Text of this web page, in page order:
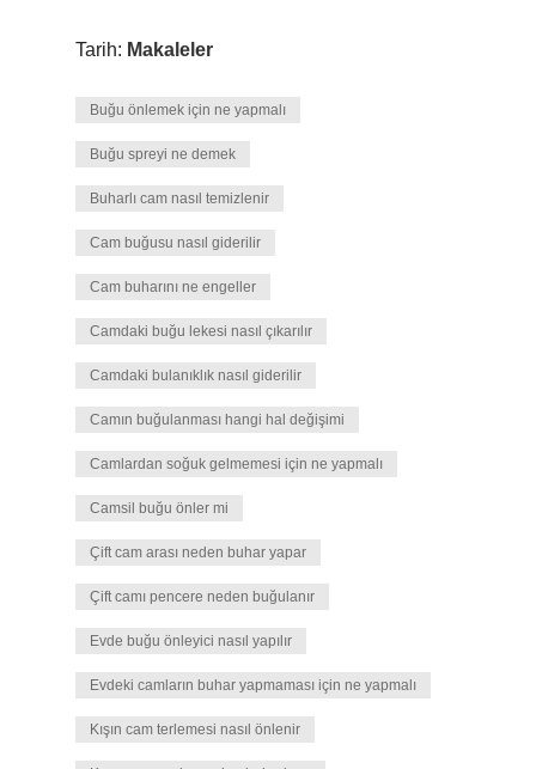
Tarih: Makaleler
Buğu önlemek için ne yapmalı
Buğu spreyi ne demek
Buharlı cam nasıl temizlenir
Cam buğusu nasıl giderilir
Cam buharını ne engeller
Camdaki buğu lekesi nasıl çıkarılır
Camdaki bulanıklık nasıl giderilir
Camın buğulanması hangi hal değişimi
Camlardan soğuk gelmemesi için ne yapmalı
Camsil buğu önler mi
Çift cam arası neden buhar yapar
Çift camı pencere neden buğulanır
Evde buğu önleyici nasıl yapılır
Evdeki camların buhar yapmaması için ne yapmalı
Kışın cam terlemesi nasıl önlenir